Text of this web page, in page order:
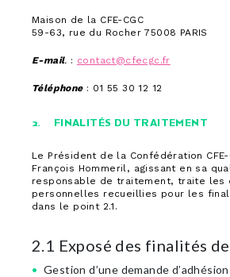
Maison de la CFE-CGC
59-63, rue du Rocher 75008 PARIS
E-mail. : contact@cfecgc.fr
Téléphone: 01 55 30 12 12
2. FINALITÉS DU TRAITEMENT
Le Président de la Confédération CFE-
François Hommeril, agissant en sa
responsable de traitement, traite les
personnelles recueillies pour les
dans le point 2.1.
2.1 Exposé des finalités
Gestion d’une demande